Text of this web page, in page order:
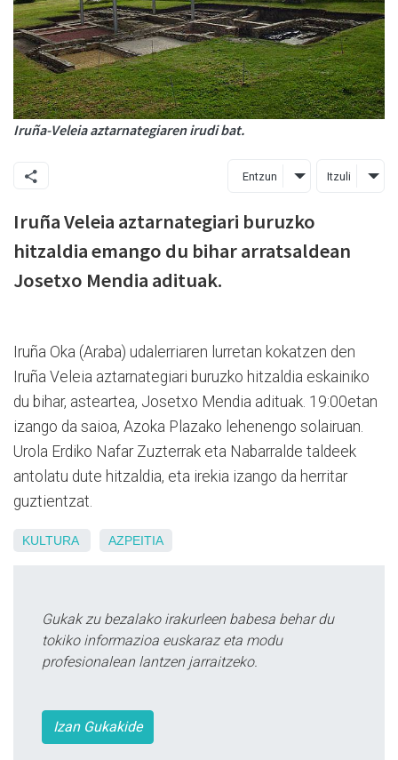
Iruña-Veleia aztarnategiaren irudi bat.
Entzun Itzuli
Iruña Veleia aztarnategiari buruzko
hitzaldia emango du bihar arratsaldean
Josetxo Mendia adituak.
Iruña Oka (Araba) udalerriaren lurretan kokatzen den
Iruña Veleia aztarnategiari buruzko hitzaldia eskainiko
du bihar, asteartea, Josetxo Mendia adituak. 19:00etan
izango da saioa, Azoka Plazako lehenengo solairuan.
Urola Erdiko Nafar Zuzterrak eta Nabarralde taldeek
antolatu dute hitzaldia, eta irekia izango da herritar
guztientzat.
KULTURA AZPEITIA
Gukak zu bezalako irakurleen babesa behar du
tokiko informazioa euskaraz eta modu
profesionalean lantzen jarraitzeko.
Izan Gukakide